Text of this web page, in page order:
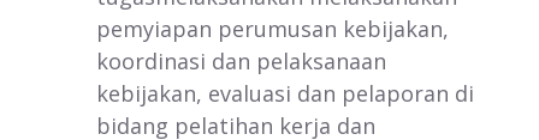
pemyiapan perumusan kebijakan,
koordinasi dan pelaksanaan
kebijakan, evaluasi dan pelaporan di
bidang pelatihan kerja dan